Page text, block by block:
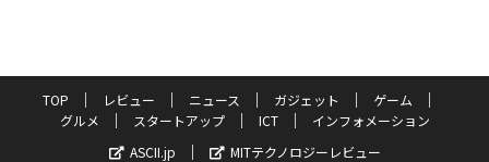
TOP レビュー ニュース ガジェット
ゲーム
グルメ
スタートアップ ICT
インフォメーション
ASCII.jp
MITテクノロジーレビュー